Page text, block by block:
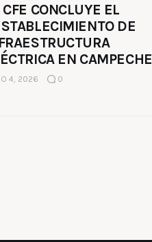
CFE CONCLUYE EL
DE
EN CAMPECHE
4, 2026 0